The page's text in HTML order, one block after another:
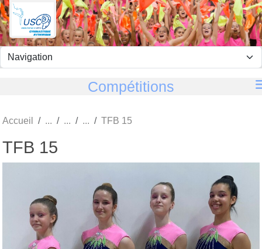
Compétitions
Accueil TFB 15
TFB 15
Panneau de gestion des cookies